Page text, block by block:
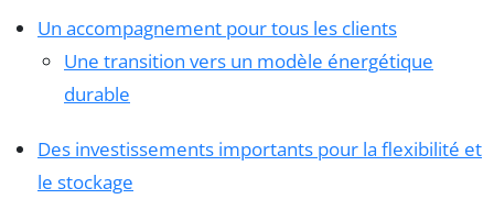
Un accompagnement pour tous les clients
Une transition vers un modèle énergétique
durable
Des investissements importants pour la flexibilité et
le stockage